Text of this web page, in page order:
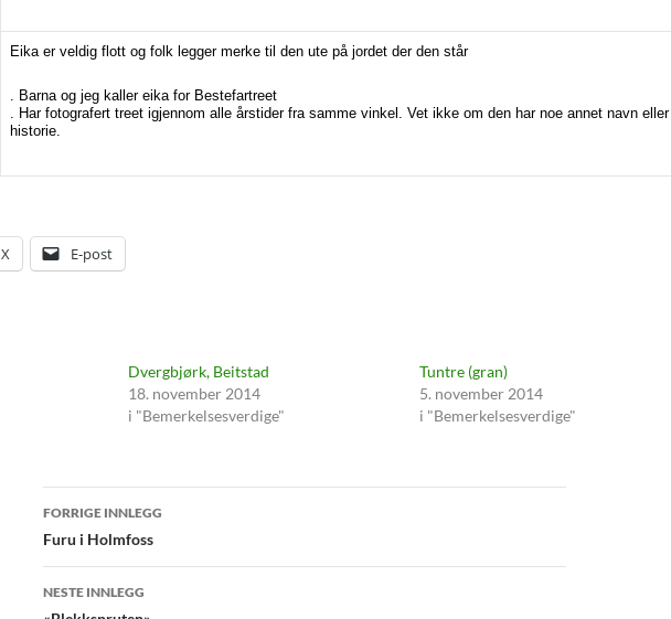
Eika er veldig flott og folk legger merke til den ute på jordet der den står
. Barna og jeg kaller eika for Bestefartreet
. Har fotografert treet igjennom alle årstider fra samme vinkel. Vet ikke om den har noe annet navn eller
historie.
X E-post
Dvergbjørk, Beitstad
18. november 2014
i "Bemerkelsesverdige"
Tuntre (gran)
5. november 2014
i "Bemerkelsesverdige"
Innleggsnavigasjon
FORRIGE INNLEGG
Furu i Holmfoss
NESTE INNLEGG